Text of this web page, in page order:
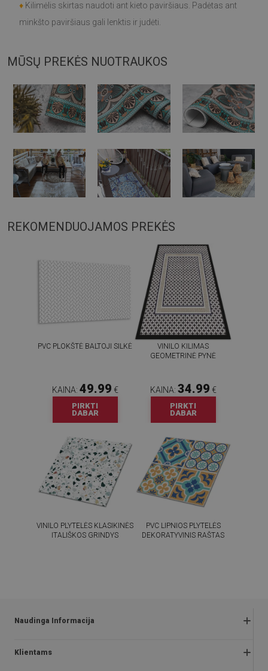
♦ Kilimėlis skirtas naudoti ant kieto paviršiaus. Padėtas ant
minkšto paviršiaus gali lenktis ir judėti.
MŪSŲ PREKĖS NUOTRAUKOS
REKOMENDUOJAMOS PREKĖS
PVC PLOKŠTĖ BALTOJI SILKĖ
KAINA: 49.99 €
PIRKTI
DABAR
VINILO KILIMAS
GEOMETRINĖ PYNĖ
KAINA: 34.99 €
PIRKTI
DABAR
VINILO PLYTELĖS KLASIKINĖS
ITALIŠKOS GRINDYS
PVC LIPNIOS PLYTELĖS
DEKORATYVINIS RAŠTAS
Naudinga Informacija
Grąžinimai ir skundai
Klientams